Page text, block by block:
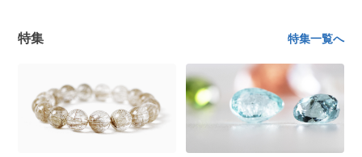
特集 特集一覧へ